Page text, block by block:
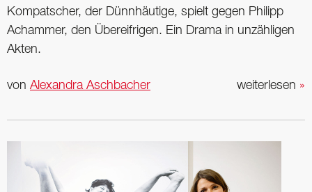
Kompatscher, der Dünnhäutige, spielt gegen ­Philipp
Achammer, den Übereifrigen. Ein Drama in unzähligen
Akten.
weiterlesen »
von Alexandra Aschbacher